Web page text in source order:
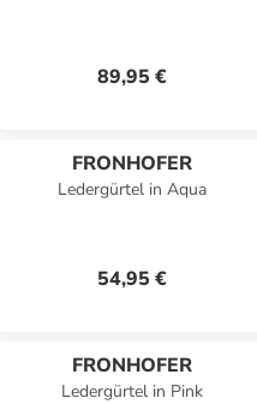
89,95 €
FRONHOFER
Ledergürtel in Aqua
54,95 €
FRONHOFER
Ledergürtel in Pink